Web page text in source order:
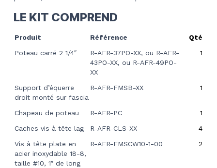
LE KIT COMPREND
Produit Référence
Qté
Poteau carré 2 1/4″
R-AFR-37PO-XX, ou R-AFR-
43PO-XX, ou R-AFR-49PO-
XX
1
Support d’équerre
droit monté sur fascia
R-AFR-FMSB-XX 1
Chapeau de poteau R-AFR-PC
1
Caches vis à tête lag
R-AFR-CLS-XX
4
Vis à tête plate en
acier inoxydable 18-8,
taille #10, 1″ de long
R-AFR-FMSCW10-1-00 2